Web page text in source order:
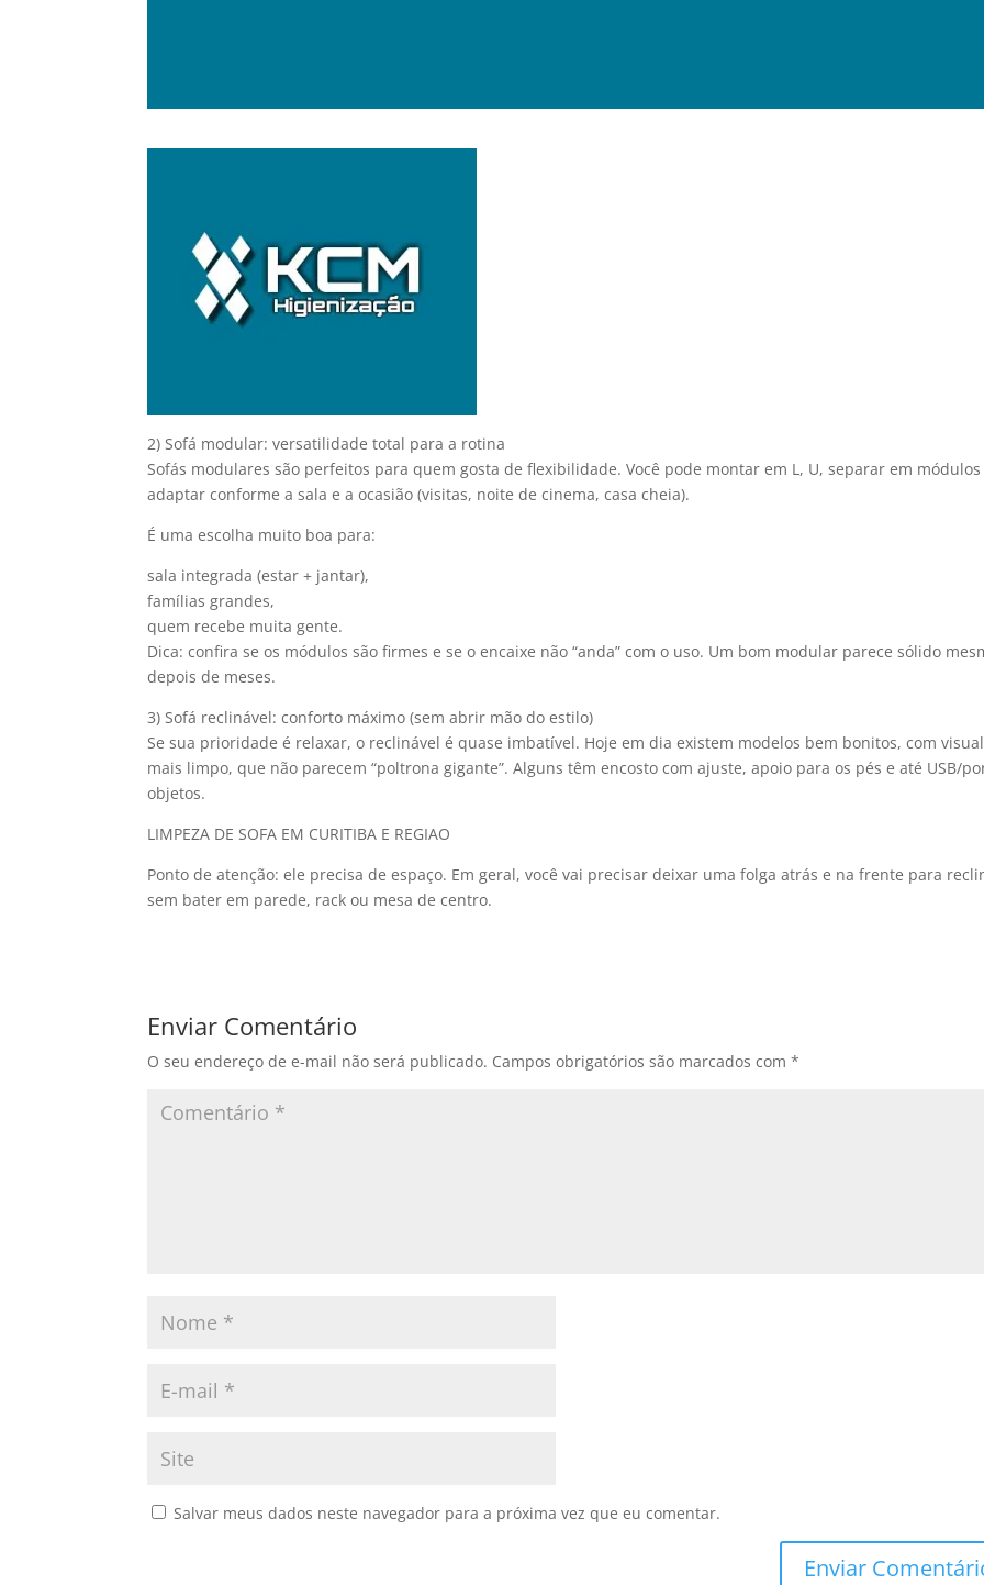
2) Sofá modular: versatilidade total para a rotina
Sofás modulares são perfeitos para quem gosta de flexibilidade. Você pode montar em L, U, separar em módulos
adaptar conforme a sala e a ocasião (visitas, noite de cinema, casa cheia).
É uma escolha muito boa para:
sala integrada (estar + jantar),
famílias grandes,
quem recebe muita gente.
Dica: confira se os módulos são firmes e se o encaixe não “anda” com o uso. Um bom modular parece sólido
depois de meses.
3) Sofá reclinável: conforto máximo (sem abrir mão do estilo)
Se sua prioridade é relaxar, o reclinável é quase imbatível. Hoje em dia existem modelos bem bonitos, com visual
mais limpo, que não parecem “poltrona gigante”. Alguns têm encosto com ajuste, apoio para os pés e até USB/
objetos.
LIMPEZA DE SOFA EM CURITIBA E REGIAO
Ponto de atenção: ele precisa de espaço. Em geral, você vai precisar deixar uma folga atrás e na frente para
sem bater em parede, rack ou mesa de centro.
Enviar Comentário
O seu endereço de e-mail não será publicado. Campos obrigatórios são marcados com*
Salvar meus dados neste navegador para a próxima vez que eu comentar.